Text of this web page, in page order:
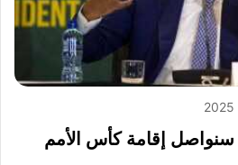
إقامة كأس الأمم